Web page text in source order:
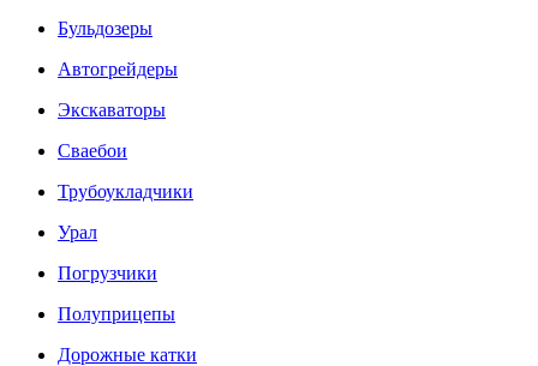
Бульдозеры
Автогрейдеры
Экскаваторы
Сваебои
Трубоукладчики
Урал
Погрузчики
Полуприцепы
Дорожные катки